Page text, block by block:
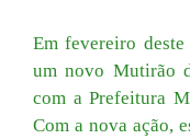
Em fevereiro
um novo Mutirão
com a Prefeitura
Com a nova ação,